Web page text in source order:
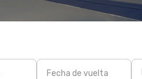
Fecha de vuelta